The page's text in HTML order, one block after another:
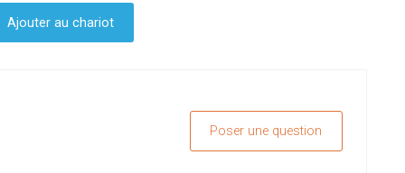
Ajouter au chariot
Poser une question